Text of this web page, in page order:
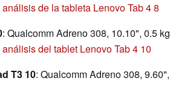
de la tableta Lenovo Tab 4 8
: Qualcomm Adreno 308, 10.10", 0.5 kg
del tablet Lenovo Tab 4 10
T3 10: Qualcomm Adreno 308, 9.60",